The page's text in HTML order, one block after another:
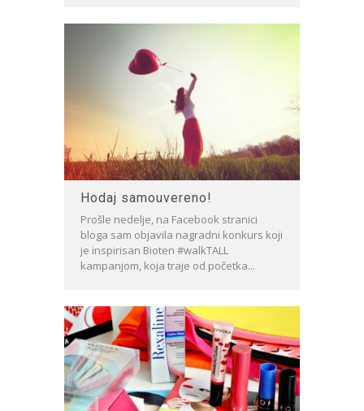
Hodaj samouvereno!
Prošle nedelje, na Facebook stranici
bloga sam objavila nagradni konkurs koji
je inspirisan Bioten #walkTALL
kampanjom, koja traje od početka...